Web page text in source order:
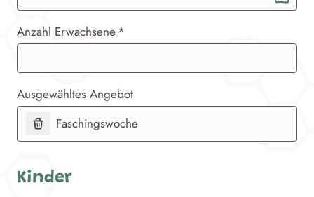
Anzahl Erwachsene
Ausgewähltes Angebot
Faschingswoche
Kinder